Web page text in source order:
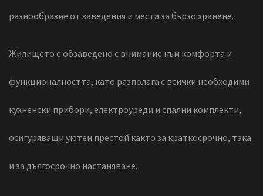
разнообразие от заведения и места за бързо хранене.
Жилището е обзаведено с внимание към комфорта и
функционалността, като разполага с всички необходими
кухненски прибори, електроуреди и спални комплекти,
осигуряващи уютен престой както за краткосрочно, така
и за дългосрочно настаняване.